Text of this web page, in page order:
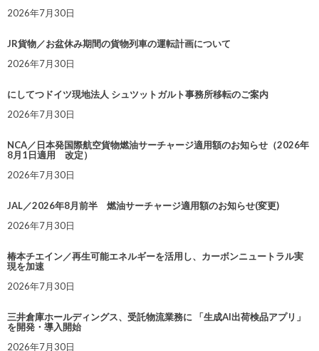
2026年7月30日
JR貨物／お盆休み期間の貨物列車の運転計画について
2026年7月30日
にしてつドイツ現地法人 シュツットガルト事務所移転のご案内
2026年7月30日
NCA／日本発国際航空貨物燃油サーチャージ適用額のお知らせ（2026年
8月1日適用 改定）
2026年7月30日
JAL／2026年8月前半 燃油サーチャージ適用額のお知らせ(変更)
2026年7月30日
椿本チエイン／再生可能エネルギーを活用し、カーボンニュートラル実
現を加速
2026年7月30日
三井倉庫ホールディングス、受託物流業務に 「生成AI出荷検品アプリ」
を開発・導入開始
2026年7月30日